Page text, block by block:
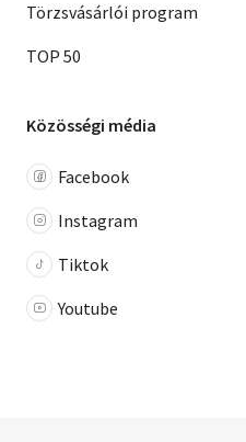
Törzsvásárlói program
TOP 50
Közösségi média
Facebook
Instagram
Tiktok
Youtube